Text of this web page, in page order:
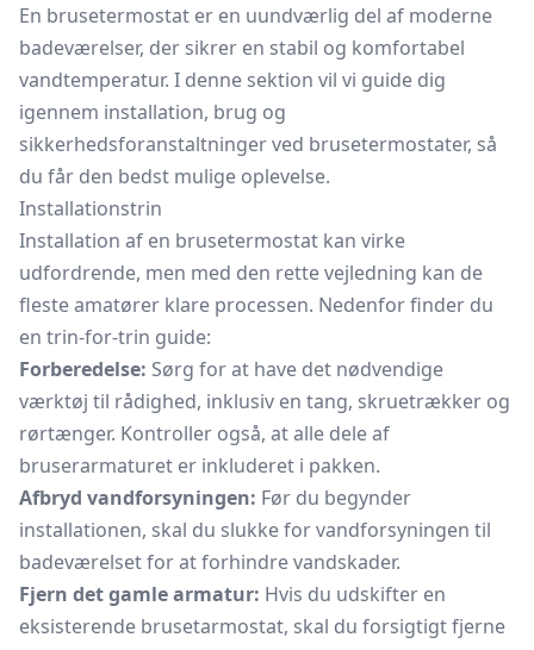
En brusetermostat er en uundværlig del af moderne
badeværelser, der sikrer en stabil og komfortabel
vandtemperatur. I denne sektion vil vi guide dig
igennem installation, brug og
sikkerhedsforanstaltninger ved brusetermostater, så
du får den bedst mulige oplevelse.
Installationstrin
Installation af en brusetermostat kan virke
udfordrende, men med den rette vejledning kan de
fleste amatører klare processen. Nedenfor finder du
en trin-for-trin guide:
Forberedelse: Sørg for at have det nødvendige
værktøj til rådighed, inklusiv en tang, skruetrækker og
rørtænger. Kontroller også, at alle dele af
bruserarmaturet er inkluderet i pakken.
Afbryd vandforsyningen: Før du begynder
installationen, skal du slukke for vandforsyningen til
badeværelset for at forhindre vandskader.
Fjern det gamle armatur: Hvis du udskifter en
eksisterende brusetarmostat, skal du forsigtigt fjerne